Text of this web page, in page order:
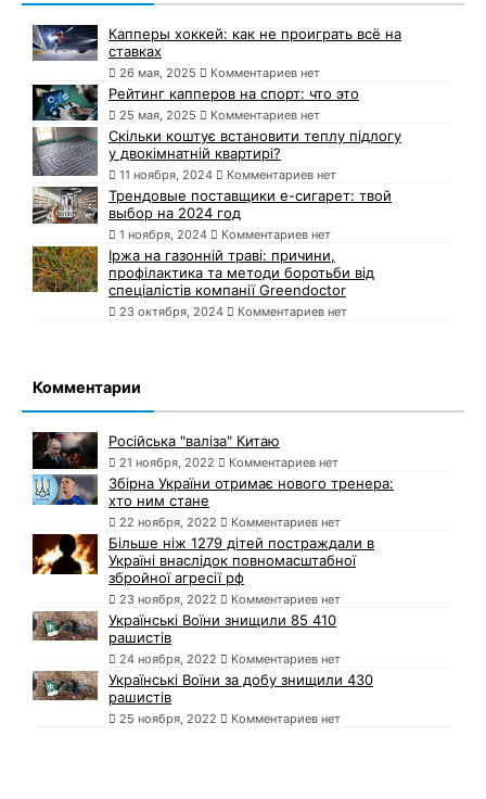
Капперы хоккей: как не проиграть всё на
ставках
26 мая, 2025 Комментариев нет
Рейтинг капперов на спорт: что это
25 мая, 2025 Комментариев нет
Скільки коштує встановити теплу підлогу
у двокімнатній квартирі?
11 ноября, 2024 Комментариев нет
Трендовые поставщики e-сигарет: твой
выбор на 2024 год
1 ноября, 2024 Комментариев нет
Іржа на газонній траві: причини,
профілактика та методи боротьби від
спеціалістів компанії Greendoctor
23 октября, 2024 Комментариев нет
Комментарии
Російська "валіза" Китаю
21 ноября, 2022 Комментариев нет
Збірна України отримає нового тренера:
хто ним стане
22 ноября, 2022 Комментариев нет
Більше ніж 1279 дітей постраждали в
Україні внаслідок повномасштабної
збройної агресії рф
23 ноября, 2022 Комментариев нет
Українські Воїни знищили 85 410
рашистів
24 ноября, 2022 Комментариев нет
Українські Воїни за добу знищили 430
рашистів
25 ноября, 2022 Комментариев нет